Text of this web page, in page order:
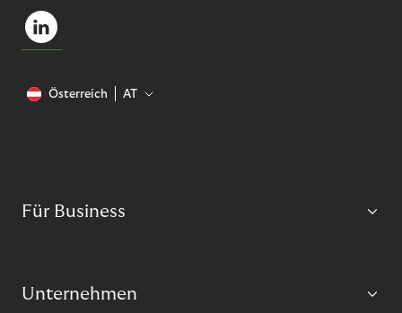
Österreich AT
Für Business
Unternehmen